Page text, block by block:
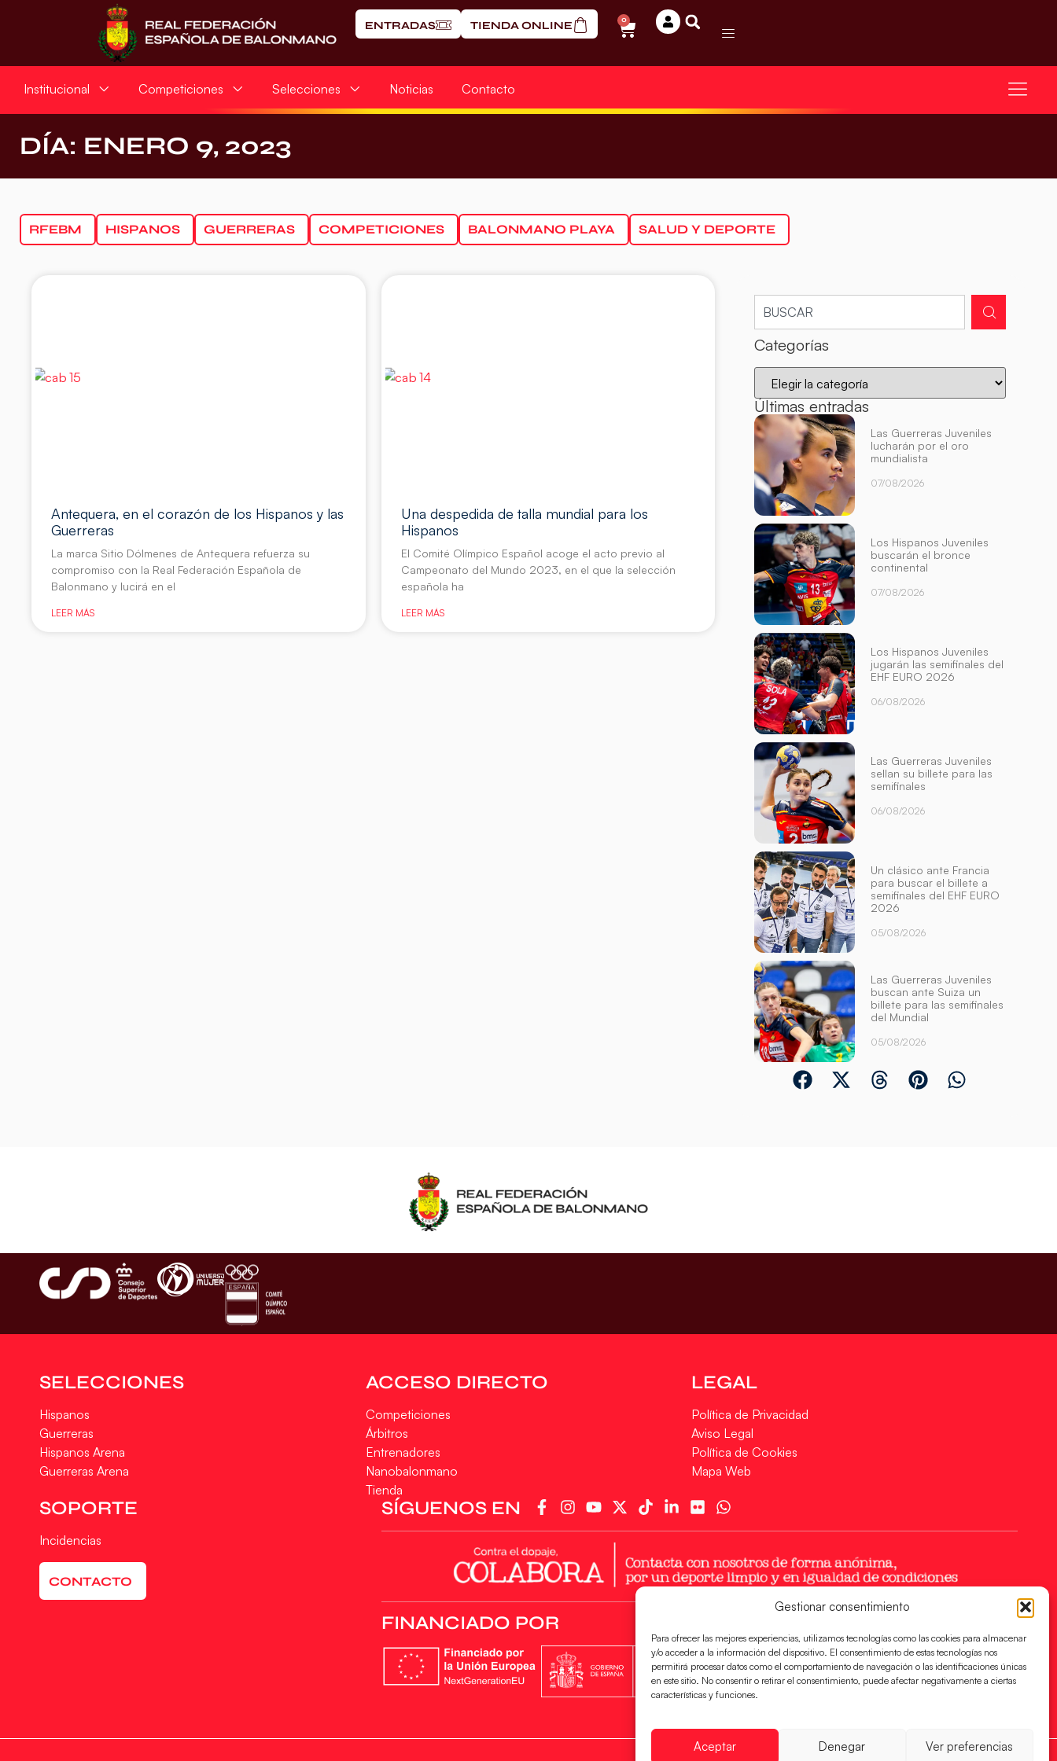
Gestionar consentimiento
Para ofrecer las mejores experiencias, utilizamos tecnologías como las cookies para almacenar
y/o acceder a la información del dispositivo. El consentimiento de estas tecnologías nos
permitirá procesar datos como el comportamiento de navegación o las identificaciones únicas
en este sitio. No consentir o retirar el consentimiento, puede afectar negativamente a ciertas
características y funciones.
Aceptar Denegar Ver preferencias
ENTRADAS TIENDA ONLINE 0
Institucional Competiciones Selecciones Noticias Contacto
DÍA: ENERO 9, 2023
RFEBM HISPANOS GUERRERAS COMPETICIONES BALONMANO PLAYA SALUD Y DEPORTE
Antequera, en el corazón de los Hispanos y las
Guerreras
La marca Sitio Dólmenes de Antequera refuerza su
compromiso con la Real Federación Española de
Balonmano y lucirá en el
LEER MÁS
Una despedida de talla mundial para los
Hispanos
El Comité Olímpico Español acoge el acto previo al
Campeonato del Mundo 2023, en el que la selección
española ha
LEER MÁS
Categorías
Últimas entradas
Las Guerreras Juveniles
lucharán por el oro
mundialista
07/08/2026
Los Hispanos Juveniles
buscarán el bronce
continental
07/08/2026
Los Hispanos Juveniles
jugarán las semifinales del
EHF EURO 2026
06/08/2026
Las Guerreras Juveniles
sellan su billete para las
semifinales
06/08/2026
Un clásico ante Francia
para buscar el billete a
semifinales del EHF EURO
2026
05/08/2026
Las Guerreras Juveniles
buscan ante Suiza un
billete para las semifinales
del Mundial
05/08/2026
SELECCIONES
Hispanos
Guerreras
Hispanos Arena
Guerreras Arena
ACCESO DIRECTO
Competiciones
Árbitros
Entrenadores
Nanobalonmano
Tienda
LEGAL
Política de Privacidad
Aviso Legal
Política de Cookies
Mapa Web
SOPORTE
Incidencias
CONTACTO
SÍGUENOS EN
FINANCIADO POR